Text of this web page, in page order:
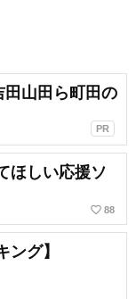
山田ら町田の
PR
ほしい応援ソ
favorite_border 88
グ】